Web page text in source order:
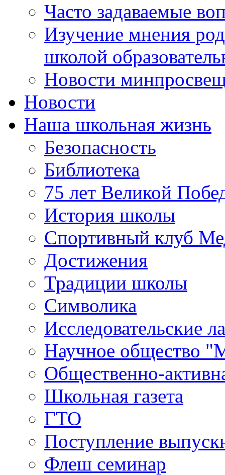
Часто задаваемые
Изучение мнения
школой
Новости
Новости
Наша школьная жизнь
Безопасность
Библиотека
75 лет Великой
История школы
Спортивный клуб
Достижения
Традиции школы
Символика
Исследовательские
Научное общество
Общественно-
Школьная газета
ГТО
Поступление
Флеш семинар